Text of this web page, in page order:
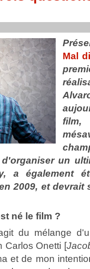
Mal
un
a également
2009, et
né le film ?
du mélange
Carlos Onetti [
et de mon